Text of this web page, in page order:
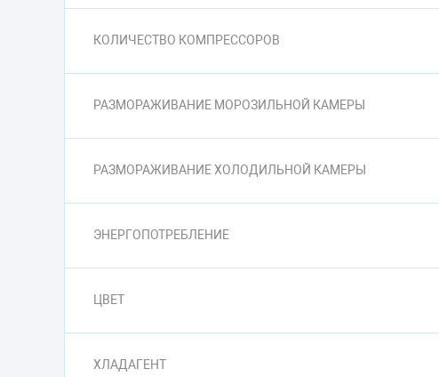
КОЛИЧЕСТВО КОМПРЕССОРОВ
РАЗМОРАЖИВАНИЕ МОРОЗИЛЬНОЙ КАМЕРЫ
РАЗМОРАЖИВАНИЕ ХОЛОДИЛЬНОЙ КАМЕРЫ
ЭНЕРГОПОТРЕБЛЕНИЕ
ЦВЕТ
ХЛАДАГЕНТ